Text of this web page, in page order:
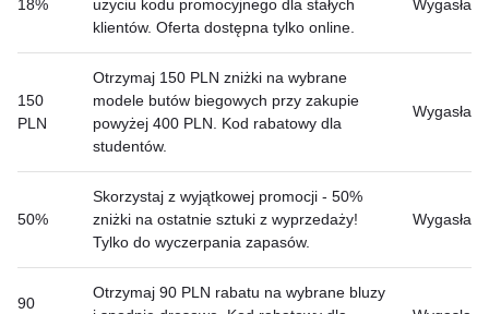
18%
użyciu kodu promocyjnego dla stałych
klientów. Oferta dostępna tylko online.
Wygasła
150
PLN
Otrzymaj 150 PLN zniżki na wybrane
modele butów biegowych przy zakupie
powyżej 400 PLN. Kod rabatowy dla
studentów.
Wygasła
50%
Skorzystaj z wyjątkowej promocji - 50%
zniżki na ostatnie sztuki z wyprzedaży!
Tylko do wyczerpania zapasów.
Wygasła
90
Otrzymaj 90 PLN rabatu na wybrane bluzy